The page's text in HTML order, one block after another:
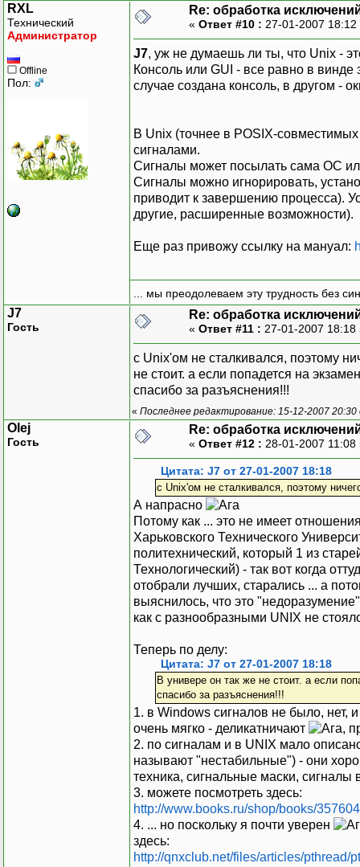
RXL
Технический
Администратор
Offline
Пол:
Re: обработка
« Ответ #10 : 27-01-2007
J7, уж не думаешь ли ты, что Unix -
Консоль или GUI - все равно в
случае создана консоль, в другом -
В Unix (точнее в POSIX-
сигналами.
Сигналы может посылать сама ОС
Сигналы можно игнорировать,
приводит к завершению процесса).
другие, расширенные возможности).
Еще раз привожу ссылку на мануал:
... мы преодолеваем эту трудность без
J7
Гость
Re: обработка
« Ответ #11 : 27-01-2007
с Unix'ом не сталкивался, поэтому
не стоит. а если попадется на
спасибо за разъяснения!!!
« Последнее редактирование: 15-12-2007
Olej
Гость
Re: обработка
« Ответ #12 : 28-01-2007
Цитата: J7 от 27-01-2007 18:18
с Unix'ом не сталкивался, поэтому
А напрасно
Потому как ... это не имеет
Харьковского Технического
политехнический, который 1 из
Технологический) - так вот когда
отобрали лучших, старались ... а
выяснилось, что это
как с разнообразными UNIX не
Теперь по делу:
Цитата: J7 от 27-01-2007 18:18
В универе он так же не стоит. а если
спасибо за разъяснения!!!
1. в Windows сигналов не было, нет,
очень мягко - деликатничают
,
2. по сигналам и в UNIX мало
называют "нестабильные") - они
техника, сигнальные маски, сигналы
3. можете посмотреть здесь:
http://www.books.ru/shop/books/357604
4. ... но поскольку я почти уверен
здесь:
http://qnxclub.net/files/articles/pthread/